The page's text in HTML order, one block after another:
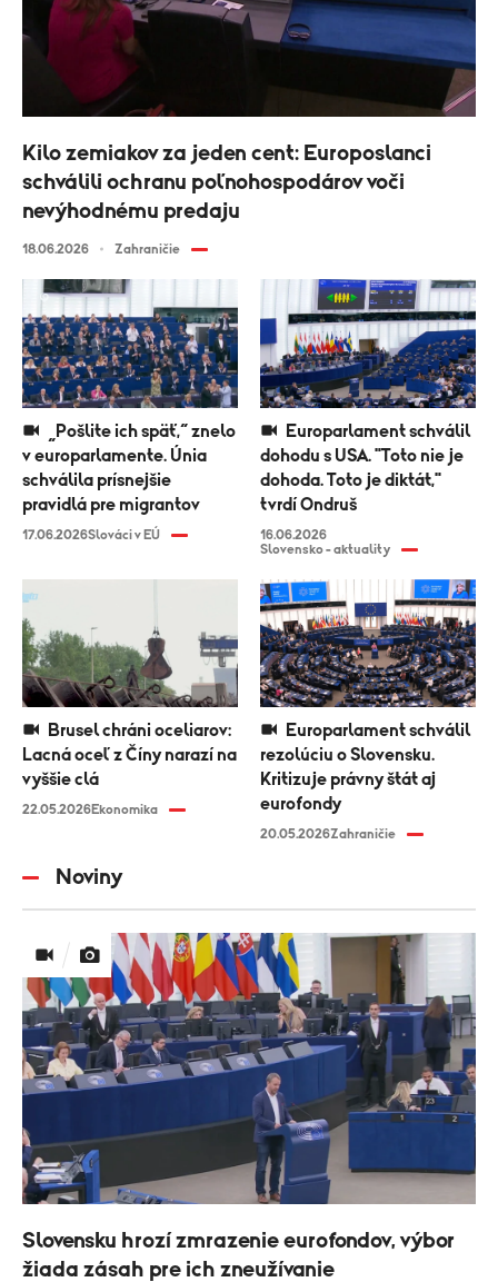
Kilo zemiakov za jeden cent: Europoslanci
schválili ochranu poľnohospodárov voči
nevýhodnému predaju
18.06.2026 Zahraničie
v europarlamente. Únia
schválila prísnejšie
pravidlá pre migrantov
17.06.2026Slováci v EÚ
dohodu s USA. "Toto nie je
dohoda. Toto je diktát,"
tvrdí Ondruš
16.06.2026
Slovensko - aktuality
Lacná oceľ z Číny narazí na
vyššie clá
22.05.2026Ekonomika
rezolúciu o Slovensku.
Kritizuje právny štát aj
eurofondy
20.05.2026Zahraničie
Noviny
Slovensku hrozí zmrazenie eurofondov, výbor
žiada zásah pre ich zneužívanie